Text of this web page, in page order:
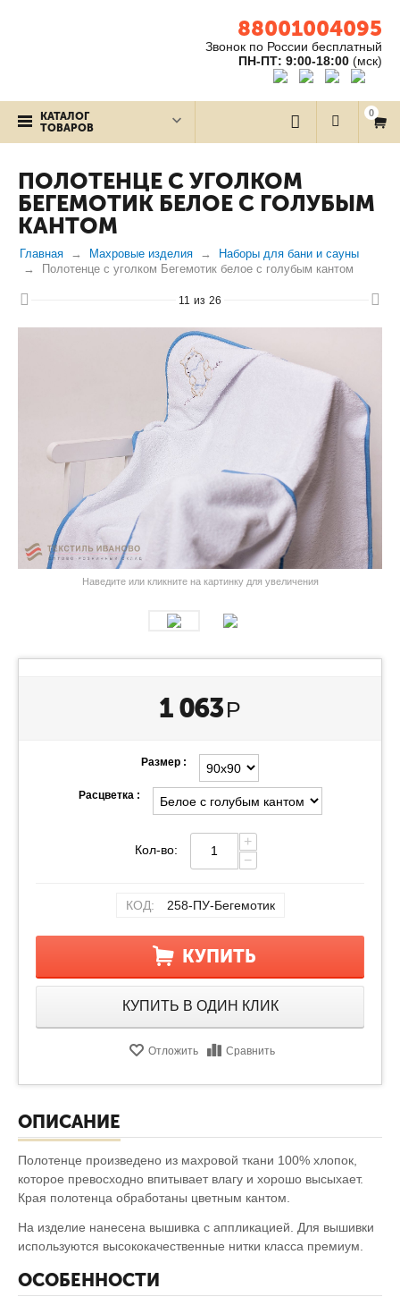
88001004095
Звонок по России бесплатный
ПН-ПТ: 9:00-18:00 (мск)
КАТАЛОГ
ТОВАРОВ
0
ПОЛОТЕНЦЕ С УГОЛКОМ
БЕГЕМОТИК БЕЛОЕ С ГОЛУБЫМ
КАНТОМ
Главная Махровые изделия
Наборы для бани и сауны
Полотенце с уголком Бегемотик белое с голубым кантом
11 из 26
Наведите или кликните на картинку для увеличения
1 063 Р
Размер :
Расцветка :
Кол-во:
+
−
КОД: 258-ПУ-Бегемотик
КУПИТЬ
КУПИТЬ В ОДИН КЛИК
Отложить Сравнить
ОПИСАНИЕ
Полотенце произведено из махровой ткани 100% хлопок,
которое превосходно впитывает влагу и хорошо высыхает.
Края полотенца обработаны цветным кантом.
На изделие нанесена вышивка с аппликацией. Для вышивки
используются высококачественные нитки класса премиум.
ОСОБЕННОСТИ